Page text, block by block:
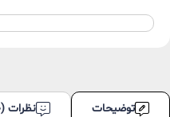
Angel
Demon
توضیحات نظرات (0)